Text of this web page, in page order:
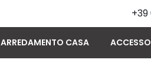
ARREDAMENTO CASA